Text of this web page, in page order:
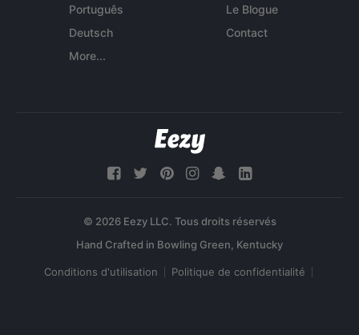
Português
Deutsch
More...
Le Blogue
Contact
© 2026 Eezy LLC. Tous droits réservés
Conditions d'utilisation Politique de confidentialité